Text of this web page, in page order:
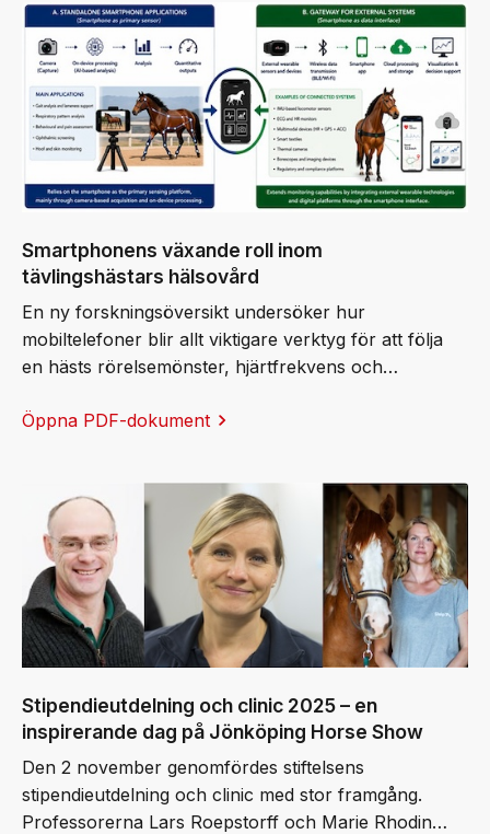
Smartphonens växande roll inom
tävlingshästars hälsovård
En ny forskningsöversikt undersöker hur
mobiltelefoner blir allt viktigare verktyg för att följa
en hästs rörelsemönster, hjärtfrekvens och
internationella tävlingskrav. Ett av de system som lyfts
vidare på decennier av svensk forskning inom
hästbiomekanik, som professor Ingvar Fredricson en
gång lade grunden till.
Öppna PDF-dokument
Stipendieutdelning och clinic 2025 – en
inspirerande dag på Jönköping Horse Show
Den 2 november genomfördes stiftelsens
stipendieutdelning och clinic med stor framgång.
Professorerna Lars Roepstorff och Marie Rhodin